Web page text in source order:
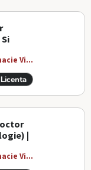
Vi...
|
Vi...